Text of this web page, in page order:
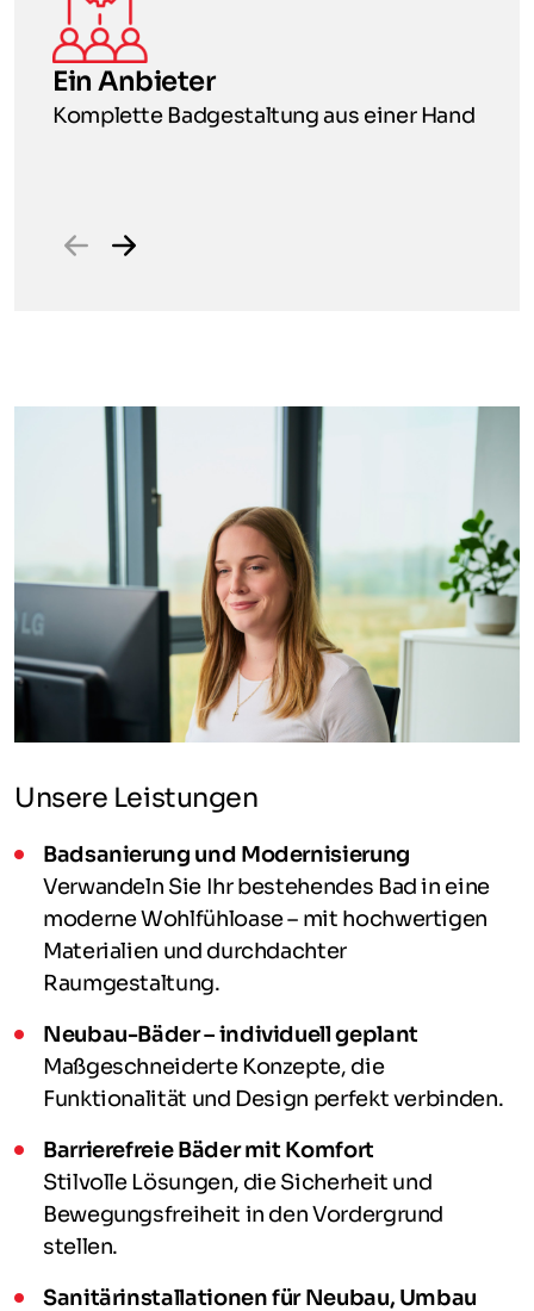
Ein Anbieter
Komplette Badgestaltung aus einer Hand
Unsere Leistungen
Badsanierung und Modernisierung
Verwandeln Sie Ihr bestehendes Bad in eine
moderne Wohlfühloase – mit hochwertigen
Materialien und durchdachter
Raumgestaltung.
Neubau-Bäder – individuell geplant
Maßgeschneiderte Konzepte, die
Funktionalität und Design perfekt verbinden.
Barrierefreie Bäder mit Komfort
Stilvolle Lösungen, die Sicherheit und
Bewegungsfreiheit in den Vordergrund
stellen.
Sanitärinstallationen für Neubau, Umbau